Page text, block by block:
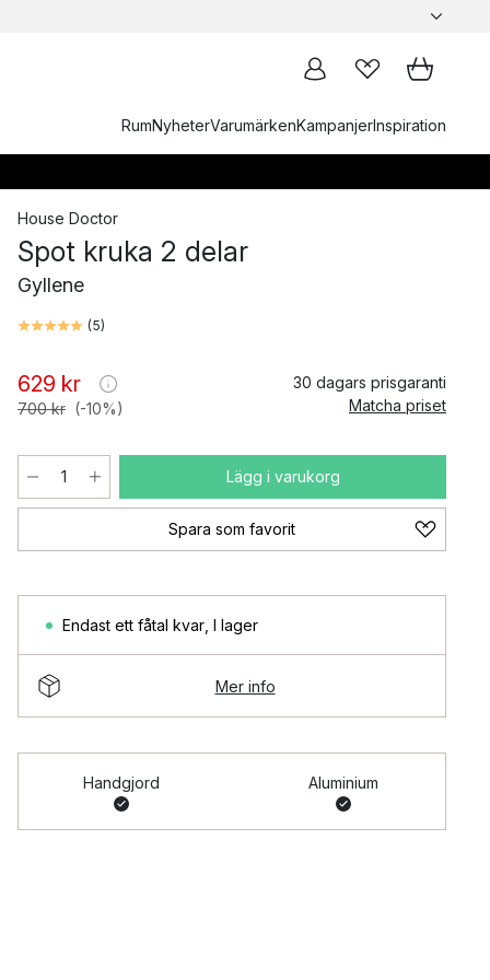
RumNyheterVarumärkenKampanjerInspiration
House Doctor
Spot kruka 2 delar
Gyllene
(5)
629 kr
700 kr (-10%)
30 dagars prisgaranti
Matcha priset
Lägg i varukorg
Spara som favorit
Endast ett fåtal kvar I lager
Mer info
Handgjord Aluminium